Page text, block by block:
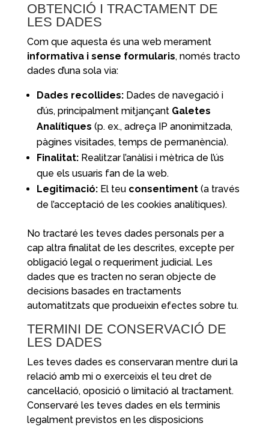
OBTENCIÓ I TRACTAMENT DE
LES DADES
Com que aquesta és una web merament
informativa i sense formularis, només tracto
dades d’una sola via:
Dades recollides:Dades de navegació i
d’ús, principalment mitjançant Galetes
Analítiques (p. ex., adreça IP anonimitzada,
pàgines visitades, temps de permanència).
Finalitat:Realitzar l’anàlisi i mètrica de l’ús
que els usuaris fan de la web.
Legitimació:El teu consentiment(a través
de l’acceptació de les cookies analítiques).
No tractaré les teves dades personals per a
cap altra finalitat de les descrites, excepte per
obligació legal o requeriment judicial. Les
dades que es tracten no seran objecte de
decisions basades en tractaments
automatitzats que produeixin efectes sobre tu.
TERMINI DE CONSERVACIÓ DE
LES DADES
Les teves dades es conservaran mentre duri la
relació amb mi o exerceixis el teu dret de
cancel·lació, oposició o limitació al tractament.
Conservaré les teves dades en els terminis
legalment previstos en les disposicions